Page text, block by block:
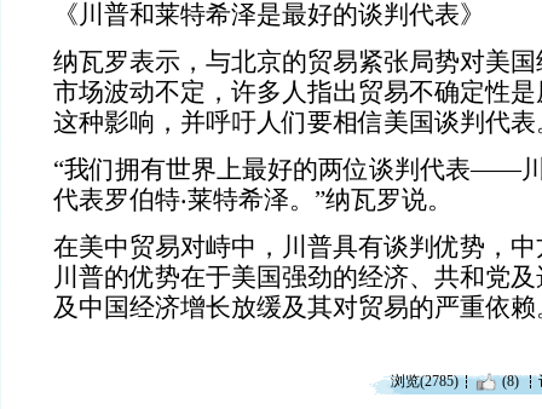
《川普和莱特希泽是最好的谈判代表》
纳瓦罗表示，与北京的贸易紧张局势对美
市场波动不定，许多人指出贸易不确定性
这种影响，并呼吁人们要相信美国谈判代表
“我们拥有世界上最好的两位谈判代表——
代表罗伯特‧莱特希泽。”纳瓦罗说。
在美中贸易对峙中，川普具有谈判优势，
川普的优势在于美国强劲的经济、共和党
及中国经济增长放缓及其对贸易的严重依赖
浏览(2785) (8)